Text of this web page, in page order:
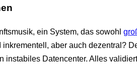
ein System, das sowohl
inkrementell, aber auch dezentral?
instabiles Datencenter. Alles